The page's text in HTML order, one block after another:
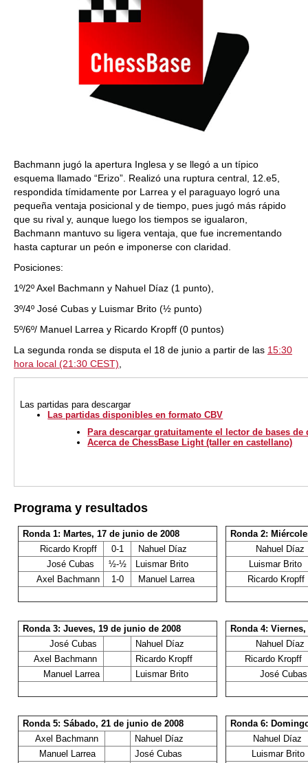
Bachmann jugó la apertura Inglesa y se llegó a un típico
esquema llamado “Erizo”. Realizó una ruptura central, 12.e5,
respondida tímidamente por Larrea y el paraguayo logró una
pequeña ventaja posicional y de tiempo, pues jugó más rápido
que su rival y, aunque luego los tiempos se igualaron,
Bachmann mantuvo su ligera ventaja, que fue incrementando
hasta capturar un peón e imponerse con claridad.
Posiciones:
1º/2º Axel Bachmann y Nahuel Díaz (1 punto),
3º/4º José Cubas y Luismar Brito (½ punto)
5º/6º/ Manuel Larrea y Ricardo Kropff (0 puntos)
La segunda ronda se disputa el 18 de junio a partir de las 15:30
hora local (21:30 CEST)
Las partidas para descargar
Las partidas disponibles en formato CBV
Para descargar gratuitamente el lector de bases de
Acerca de ChessBase Light (taller en castellano)
Programa y resultados
Ronda 1: Martes, 17 de junio de 2008
Ricardo Kropff
0-1
Nahuel Díaz
José Cubas
½-½
Luismar Brito
Axel Bachmann
1-0 Manuel Larrea
Ronda 2:
Nahuel Díaz
Luismar Brito
Ricardo Kropff
Ronda 3: Jueves, 19 de junio de 2008
José Cubas
Nahuel Díaz
Axel Bachmann
Ricardo Kropff
Manuel Larrea
Luismar Brito
Ronda 4:
Nahuel Díaz
Ricardo Kropff
José Cubas
Ronda 5: Sábado, 21 de junio de 2008
Axel Bachmann
Nahuel Díaz
Manuel Larrea
José Cubas
Ronda 6:
Nahuel Díaz
Luismar Brito